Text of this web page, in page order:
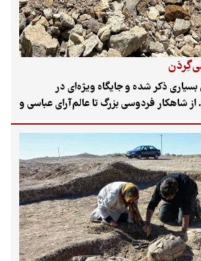
ذکر شده و جایگاه ویژه‌ای در
شاهکار فردوسی بزرگ تا عالم‌آرای عباسی و
به موقعیت این قلعه و همچنین
اشاره کرده‌اند. در عصر ما اما این قلعه
می‌کند، تا جایی که حتی یک تابلوی معرفی
چه رسد به اینکه پای باستان‌شناسان
رمزورازها و تاریخش به آن باز شود.
قلعه اولاد، در سوادکوه مازندران با
قصه‌های بسیار، به حال خود رها شده و فقط
آن سر می‌زنند تا زخمی جدید بر تنش نقش